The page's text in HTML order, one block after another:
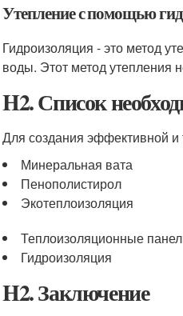
Утепление с помощью
Гидроизоляция - это метод
воды. Этот метод утепления
H2. Список
Для создания эффективной
Минеральная вата
Пенополистирол
Экотеплоизоляция
Теплоизоляционные
Гидроизоляция
H2. Заключение